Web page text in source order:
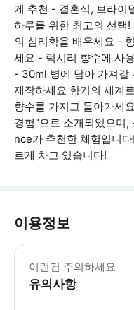
게 추천 - 결혼식, 브라이
하루를 위한 최고의 선택
의 심리학을 배우세요 -
세요 - 럭셔리 향수에 사
- 30ml 병에 담아 가져갈
제작하세요 향기의 세계
향수를 가지고 돌아가세
경험"으로 소개되었으며
nce가 추천한 체험입니
르게 차고 있습니다!
이용정보
이런건 주의하세요
유의사항